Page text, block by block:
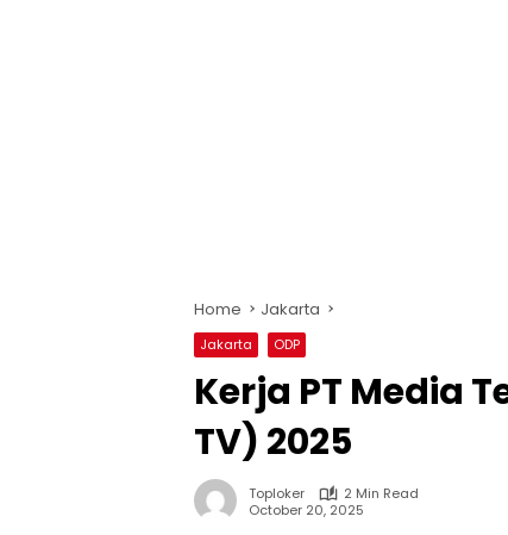
Home Jakarta
Jakarta ODP
Kerja PT Media
TV) 2025
Toploker
2 Min Read
October 20, 2025